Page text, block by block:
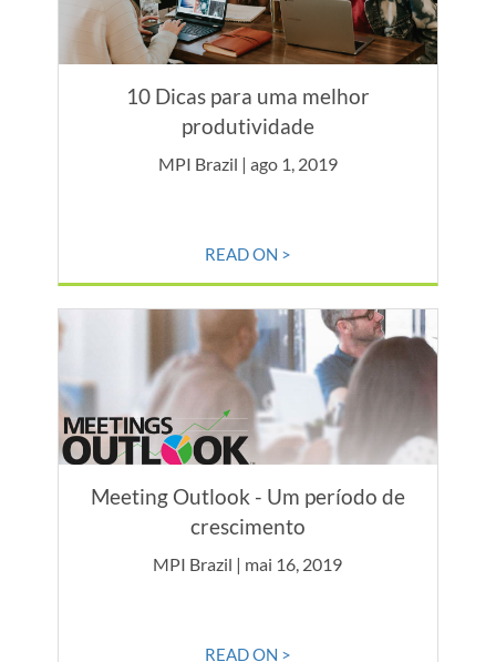
10 Dicas para uma melhor
produtividade
MPI Brazil | ago 1, 2019
READ ON >
Meeting Outlook - Um período de
crescimento
MPI Brazil | mai 16, 2019
READ ON >